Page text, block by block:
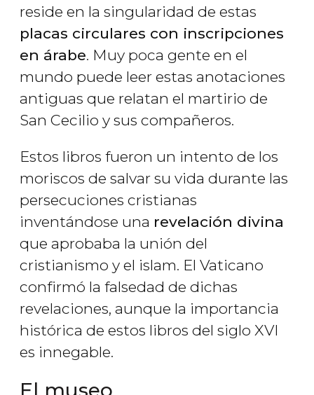
reside en la singularidad de estas
placas circulares con inscripciones
en árabe. Muy poca gente en el
mundo puede leer estas anotaciones
antiguas que relatan el martirio de
San Cecilio y sus compañeros.
Estos libros fueron un intento de los
moriscos de salvar su vida durante las
persecuciones cristianas
inventándose una revelación divina
que aprobaba la unión del
cristianismo y el islam. El Vaticano
confirmó la falsedad de dichas
revelaciones, aunque la importancia
histórica de estos libros del siglo XVI
es innegable.